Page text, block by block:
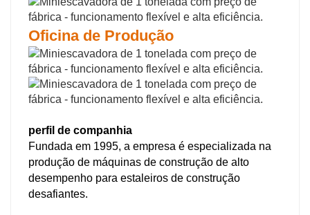
Oficina de Produção
perfil de companhia
Fundada em 1995, a empresa é especializada na
produção de máquinas de construção de alto
desempenho para estaleiros de construção
desafiantes.